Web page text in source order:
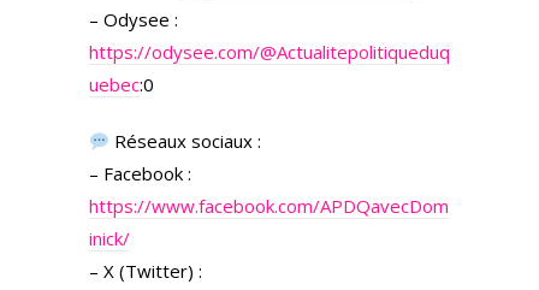
– Odysee :
https://odysee.com/@Actualitepolitiqueduq
uebec:0
Réseaux sociaux :
– Facebook :
https://www.facebook.com/APDQavecDom
inick/
– X (Twitter) :